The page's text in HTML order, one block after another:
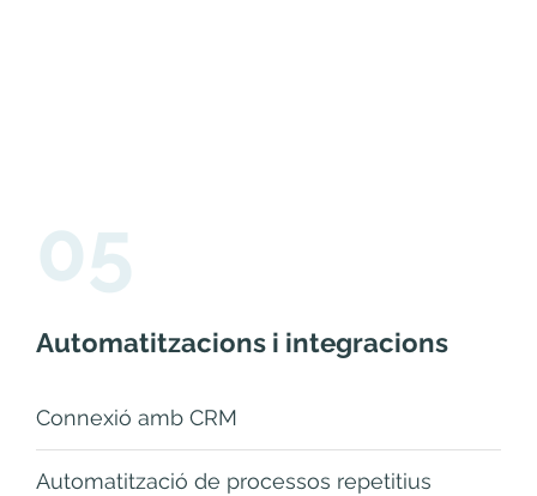
05
Automatitzacions i integracions
Connexió amb CRM
Automatització de processos repetitius